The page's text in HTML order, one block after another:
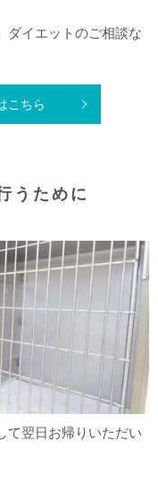
ダイエットのご相談な
こちら
うために
て翌日お帰りいただい